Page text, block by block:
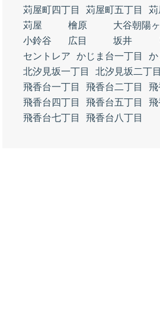
苅屋町四丁目
苅屋町五丁目
苅
苅屋
檜原 大谷朝陽
小鈴谷
広目 坂井
セントレア
かじま台一丁目
か
北汐見坂一丁目
北汐見坂二丁目
飛香台一丁目
飛香台二丁目
飛
飛香台四丁目
飛香台五丁目
飛
飛香台七丁目
飛香台八丁目